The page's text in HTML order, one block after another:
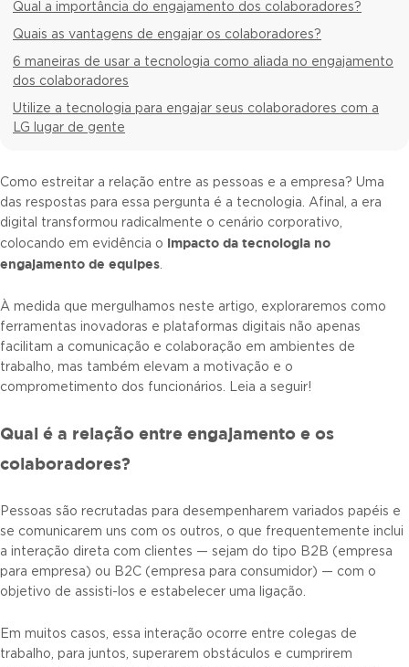
Qual a importância do engajamento dos colaboradores?
Quais as vantagens de engajar os colaboradores?
6 maneiras de usar a tecnologia como aliada no engajamento
dos colaboradores
Utilize a tecnologia para engajar seus colaboradores com a
LG lugar de gente
Como estreitar a relação entre as pessoas e a empresa? Uma
das respostas para essa pergunta é a tecnologia. Afinal, a era
digital transformou radicalmente o cenário corporativo,
colocando em evidência o impacto da tecnologia no
engajamento de equipes.
À medida que mergulhamos neste artigo, exploraremos como
ferramentas inovadoras e plataformas digitais não apenas
facilitam a comunicação e colaboração em ambientes de
trabalho, mas também elevam a motivação e o
comprometimento dos funcionários. Leia a seguir!
Qual é a relação entre engajamento e os
colaboradores?
Pessoas são recrutadas para desempenharem variados papéis e
se comunicarem uns com os outros, o que frequentemente inclui
a interação direta com clientes — sejam do tipo B2B (empresa
para empresa) ou B2C (empresa para consumidor) — com o
objetivo de assisti-los e estabelecer uma ligação.
Em muitos casos, essa interação ocorre entre colegas de
trabalho, para juntos, superarem obstáculos e cumprirem